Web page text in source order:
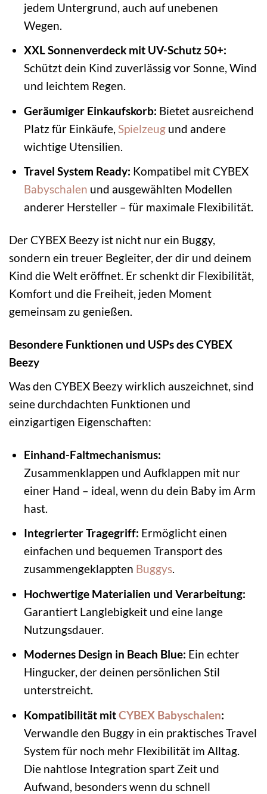
jedem Untergrund, auch auf unebenen
Wegen.
XXL Sonnenverdeck mit UV-Schutz 50+:
Schützt dein Kind zuverlässig vor Sonne, Wind
und leichtem Regen.
Geräumiger Einkaufskorb: Bietet ausreichend
Platz für Einkäufe, Spielzeugund andere
wichtige Utensilien.
Travel System Ready: Kompatibel mit CYBEX
Babyschalen und ausgewählten Modellen
anderer Hersteller – für maximale Flexibilität.
Der CYBEX Beezy ist nicht nur ein Buggy,
sondern ein treuer Begleiter, der dir und deinem
Kind die Welt eröffnet. Er schenkt dir Flexibilität,
Komfort und die Freiheit, jeden Moment
gemeinsam zu genießen.
Besondere Funktionen und USPs des CYBEX
Beezy
Was den CYBEX Beezy wirklich auszeichnet, sind
seine durchdachten Funktionen und
einzigartigen Eigenschaften:
Einhand-Faltmechanismus:
Zusammenklappen und Aufklappen mit nur
einer Hand – ideal, wenn du dein Baby im Arm
hast.
Integrierter Tragegriff: Ermöglicht einen
einfachen und bequemen Transport des
zusammengeklappten Buggys.
Hochwertige Materialien und Verarbeitung:
Garantiert Langlebigkeit und eine lange
Nutzungsdauer.
Modernes Design in Beach Blue: Ein echter
Hingucker, der deinen persönlichen Stil
unterstreicht.
Kompatibilität mitCYBEX Babyschalen:
Verwandle den Buggy in ein praktisches Travel
System für noch mehr Flexibilität im Alltag.
Die nahtlose Integration spart Zeit und
Aufwand, besonders wenn du schnell